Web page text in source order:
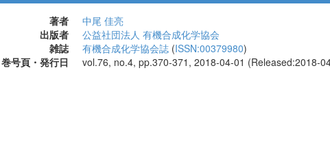
著者
中尾 佳亮
出版者
公益社団法人 有機合成化学協会
雑誌
有機合成化学協会誌 (ISSN:00379980)
巻号頁・発行日
vol.76, no.4, pp.370-371, 2018-04-01 (Released:2018-